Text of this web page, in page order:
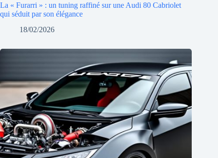
La « Furarri » : un tuning raffiné sur une Audi 80 Cabriolet
qui séduit par son élégance
18/02/2026